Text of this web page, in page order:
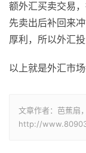
额外汇买卖交易
先卖出后补回来
厚利，所以外汇
以上就是外汇市
文章作者：芭蕉扇
http://